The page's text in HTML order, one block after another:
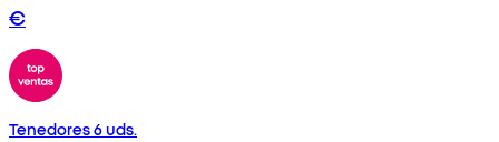
€
Tenedores 6 uds.